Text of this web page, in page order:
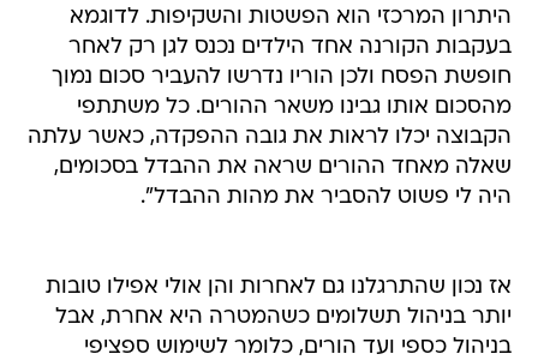
היתרון המרכזי הוא הפשטות והשקיפות. לדוגמא
בעקבות הקורנה אחד הילדים נכנס לגן רק לאחר
חופשת הפסח ולכן הוריו נדרשו להעביר סכום נמוך
מהסכום אותו גבינו משאר ההורים. כל משתתפי
הקבוצה יכלו לראות את גובה ההפקדה, כאשר עלתה
שאלה מאחד ההורים שראה את ההבדל בסכומים,
היה לי פשוט להסביר את מהות ההבדל".
אז נכון שהתרגלנו גם לאחרות והן אולי אפילו טובות
יותר בניהול תשלומים כשהמטרה היא אחרת, אבל
בניהול כספי ועד הורים, כלומר לשימוש ספציפי